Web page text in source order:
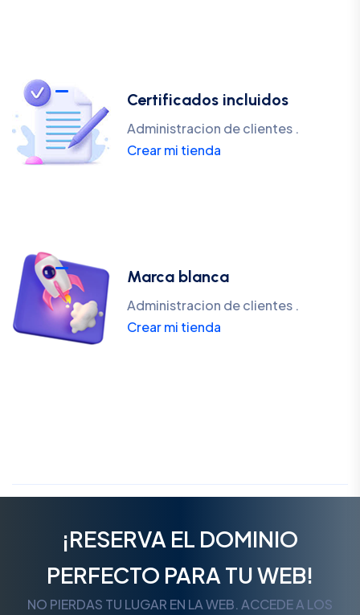
Certificados incluidos
Administracion de clientes .
Crear mi tienda
Marca blanca
Administracion de clientes .
Crear mi tienda
¡RESERVA EL DOMINIO
PERFECTO PARA TU WEB!
NO PIERDAS TU LUGAR EN LA WEB. ACCEDE A LOS